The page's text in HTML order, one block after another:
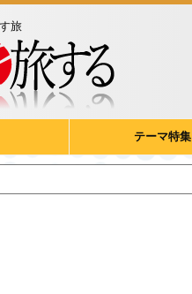
旅
テーマ特集